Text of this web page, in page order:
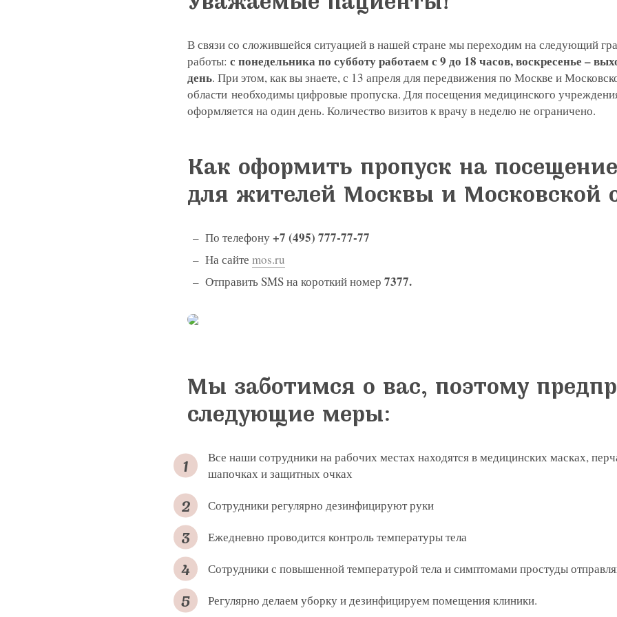
В связи со сложившейся ситуацией в нашей стране мы переходим на следующий
работы: с понедельника по субботу работаем с 9 до 18 часов, воскресенье –
день. При этом, как вы знаете, с 13 апреля для передвижения по Москве и
области необходимы цифровые пропуска. Для посещения медицинского
оформляется на один день. Количество визитов к врачу в неделю не ограничено.
Как оформить пропуск на
для жителей Москвы и Московской
По телефону+7 (495) 777-77-77
На сайте mos.ru
Отправить SMS на короткий номер 7377.
Мы заботимся о вас, поэтому
следующие меры:
Все наши сотрудники на рабочих местах находятся в медицинских масках,
шапочках и защитных очках
Сотрудники регулярно дезинфицируют руки
Ежедневно проводится контроль температуры тела
Сотрудники с повышенной температурой тела и симптомами простуды
Регулярно делаем уборку и дезинфицируем помещения клиники.
Яндекс 2GIS Yell
Записаться на прием в
Нажимая на кнопку «Отправить», вы даете согласие на обработку
Я соглашаюсь на получение рассылки в соответствии с ФЗ от 13.03.2006 №38-ФЗ на
политикой конфиденциальности
Связаться с
Оставить отзыв
Подать обращение или
Заказать линзы по